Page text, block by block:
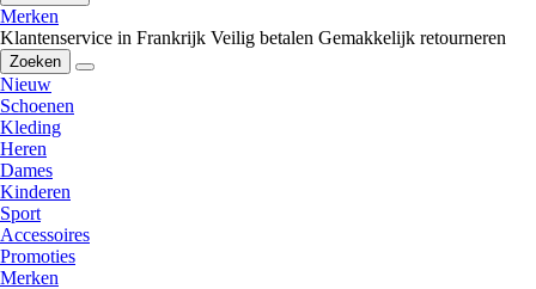
Merken
Klantenservice in Frankrijk Veilig betalen Gemakkelijk retourneren
Zoeken
Nieuw
Schoenen
Kleding
Heren
Dames
Kinderen
Sport
Accessoires
Promoties
Merken